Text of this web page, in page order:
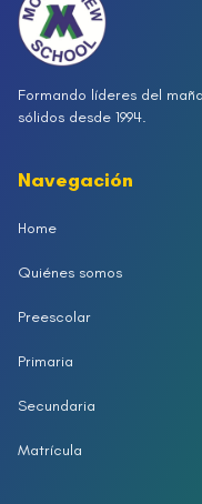
Formando líderes del
sólidos desde 1994.
Navegación
Home
Quiénes somos
Preescolar
Primaria
Secundaria
Matrícula